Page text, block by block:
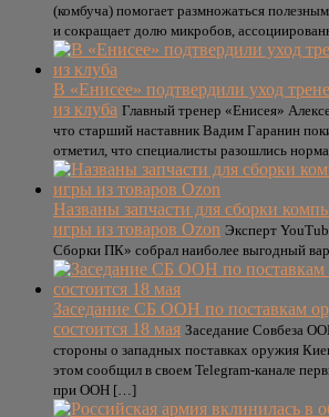
(комбуча) помогает размножаться
и сокращает долю микробов,
В «Енисее» подтвердили уход
из клуба Главный тренер «Енисея»
что старший наставник Вадим Гаранин
отметил, что специалисты разошлись
Названы запчасти для сборки
игры из товаров Ozon Эксперт
Сборки ПК» собрал наиболее выгодный
Заседание СБ ООН по поставкам
состоится 18 мая Заседание Совбеза
стороны о западных поставках оружия
этом сообщил в своем Telegram-канале
при ООН […]